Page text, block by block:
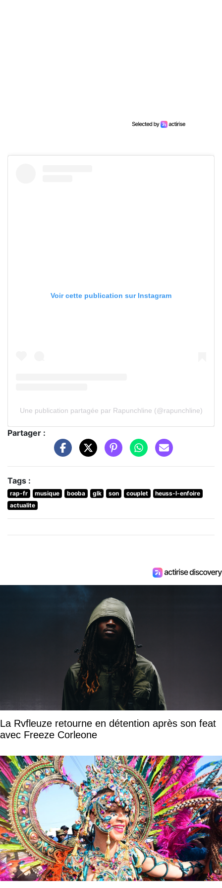
Voir cette publication sur Instagram
Une publication partagée par Rapunchline (@rapunchline)
Partager :
Tags :
rap-fr musique booba glk son couplet
heuss-l-enfoire
actualite
La Rvfleuze retourne en détention après son feat
avec Freeze Corleone